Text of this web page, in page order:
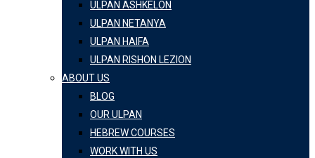
ULPAN ASHKELON
ULPAN NETANYA
ULPAN HAIFA
ULPAN RISHON LEZION
ABOUT US
BLOG
OUR ULPAN
HEBREW COURSES
WORK WITH US